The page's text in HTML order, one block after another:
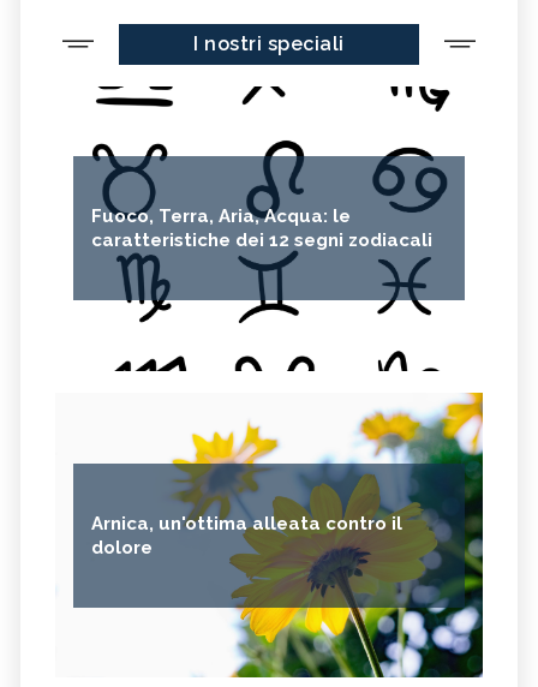
I nostri speciali
Fuoco, Terra, Aria, Acqua: le
caratteristiche dei 12 segni zodiacali
Arnica, un'ottima alleata contro il
dolore